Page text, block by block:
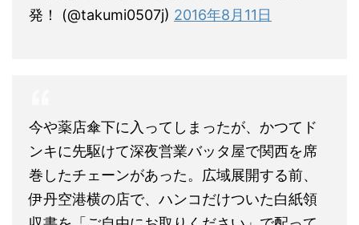
発！ (@takumi0507j) 2016年8月11日
今や薬店傘下に入ってしまったが、かつてド
ンキに先駆けて深夜営業バッタ屋で関西を席
巻したチェーンがあった。広域展開する前、
伊丹空港横の店で、ハンコだけついた白紙領